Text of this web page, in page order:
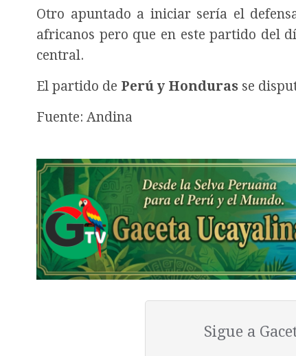
Otro apuntado a iniciar sería el
africanos pero que en este partido del
central.
El partido de Perú y Honduras se
Fuente: Andina
Sigue a